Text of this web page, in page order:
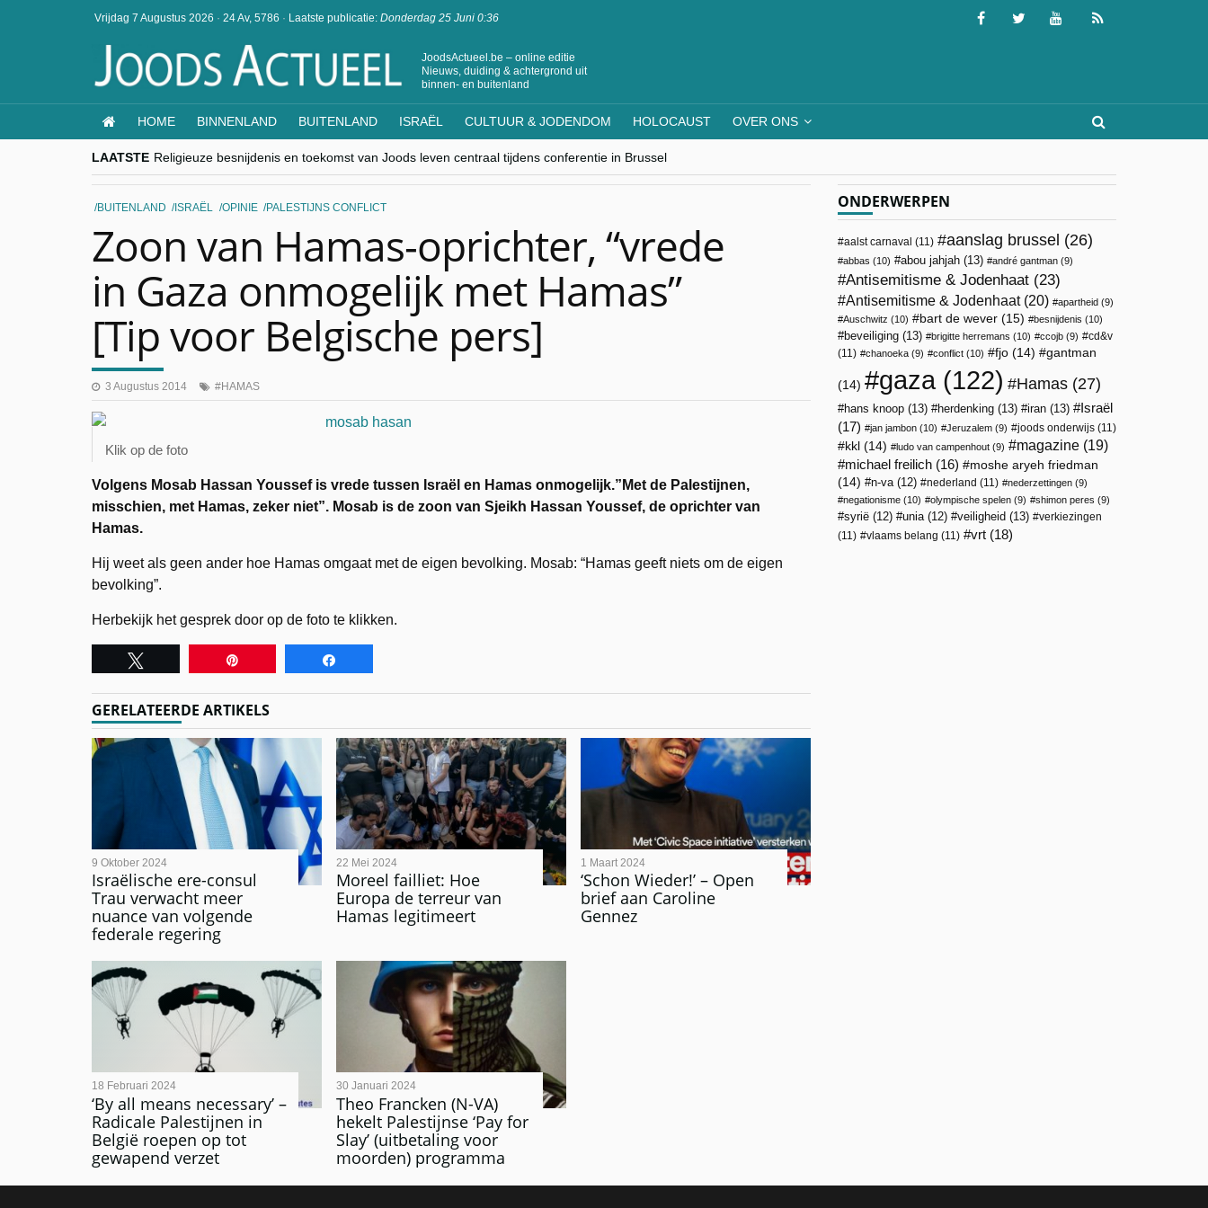
Vrijdag 7 Augustus 2026 · 24 Av, 5786 · Laatste publicatie: Donderdag 25 Juni 0:36
JoodsActueel.be – online editie
Nieuws, duiding & achtergrond uit
binnen- en buitenland
HOME BINNENLAND BUITENLAND ISRAËL CULTUUR & JODENDOM HOLOCAUST OVER ONS
LAATSTE Religieuze besnijdenis en toekomst van Joods leven centraal tijdens conferentie in Brussel
“Besnijdenisdebat toont hoe moeilijk seculiere Westen minderheden begrijpt”, Jinnih Beels (Vooruit)
CITYTRIP | ROEMENIË – Boekarest: de verrassing van Oost-Europa
“Vandaag zit elke Jood in België op de beklaagdenbank”
BUITENLAND ISRAËL OPINIE PALESTIJNS CONFLICT
Zoon van Hamas-oprichter, “vrede
in Gaza onmogelijk met Hamas”
[Tip voor Belgische pers]
3 Augustus 2014 HAMAS
Klik op de foto
Volgens Mosab Hassan Youssef is vrede tussen Israël en Hamas onmogelijk.”Met de Palestijnen,
misschien, met Hamas, zeker niet”. Mosab is de zoon van Sjeikh Hassan Youssef, de oprichter van
Hamas.
Hij weet als geen ander hoe Hamas omgaat met de eigen bevolking. Mosab: “Hamas geeft niets om de eigen
bevolking”.
Herbekijk het gesprek door op de foto te klikken.
GERELATEERDE ARTIKELS
Israëlische ere-consul
Trau verwacht meer
nuance van volgende
federale regering
9 Oktober 2024
Moreel failliet: Hoe
Europa de terreur van
Hamas legitimeert
22 Mei 2024
‘Schon Wieder!’ – Open
brief aan Caroline
Gennez
1 Maart 2024
‘By all means necessary’ –
Radicale Palestijnen in
België roepen op tot
gewapend verzet
18 Februari 2024
Theo Francken (N-VA)
hekelt Palestijnse ‘Pay for
Slay’ (uitbetaling voor
moorden) programma
30 Januari 2024
ONDERWERPEN
aalst carnaval (11) aanslag brussel (26)
abbas (10) abou jahjah (13) andré gantman (9)
Antisemitisme & Jodenhaat (23)
Antisemitisme & Jodenhaat(20) apartheid (9)
Auschwitz (10) bart de wever (15) besnijdenis (10)
beveiliging (13) brigitte herremans (10) ccojb (9)
cd&v
(11)
chanoeka (9) conflict (10) fjo (14) gantman
(14) gaza(122) Hamas (27)
hans knoop (13) herdenking (13) iran (13)
Israël
(17)
jan jambon (10) Jeruzalem (9) joods onderwijs (11)
kkl (14) ludo van campenhout (9) magazine (19)
michael freilich (16)
moshe aryeh friedman
(14)
n-va(12) nederland (11) nederzettingen (9)
negationisme (10) olympische spelen (9) shimon peres (9)
syrië (12) unia(12) veiligheid (13)
verkiezingen
(11)
vlaams belang (11) vrt (18)